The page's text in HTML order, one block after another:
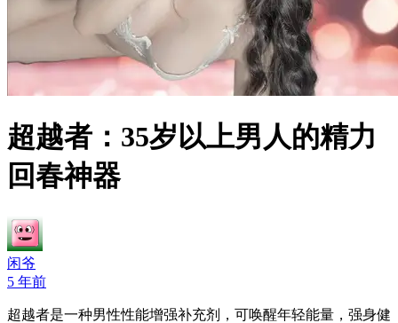
超越者：35岁以上男人的精力
回春神器
闲爷
5 年前
超越者是一种男性性能增强补充剂，可唤醒年轻能量，强身健